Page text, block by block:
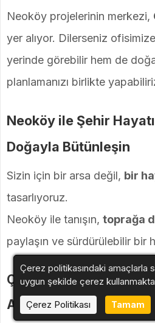
Neoköy projelerinin merkezi,
yer alıyor. Dilerseniz
yerinde görebilir hem de
planlamanızı birlikte
Neoköy ile Şehir
Doğayla Bütünleşin
Sizin için bir arsa değil, bir
tasarlıyoruz.
Neoköy ile tanışın, toprağa
paylaşın ve sürdürülebilir bir
Çanakkale’de
Arsa Sahibi Olmanın
Çerez politikasındaki amaçlarla
uygun şekilde çerez
Çerez Politikası
Tamam